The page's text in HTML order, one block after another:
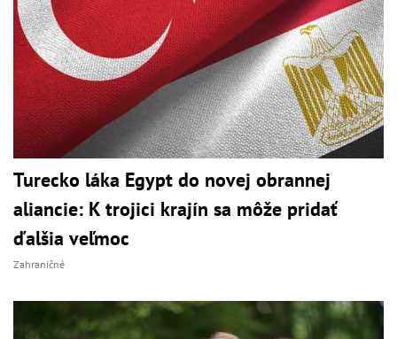
Turecko láka Egypt do novej obrannej
aliancie: K trojici krajín sa môže pridať
ďalšia veľmoc
Zahraničné